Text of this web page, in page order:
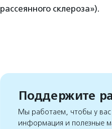
рассеянного склероза»).
Поддержите
Мы работаем, чтобы у вас
информация и полезные